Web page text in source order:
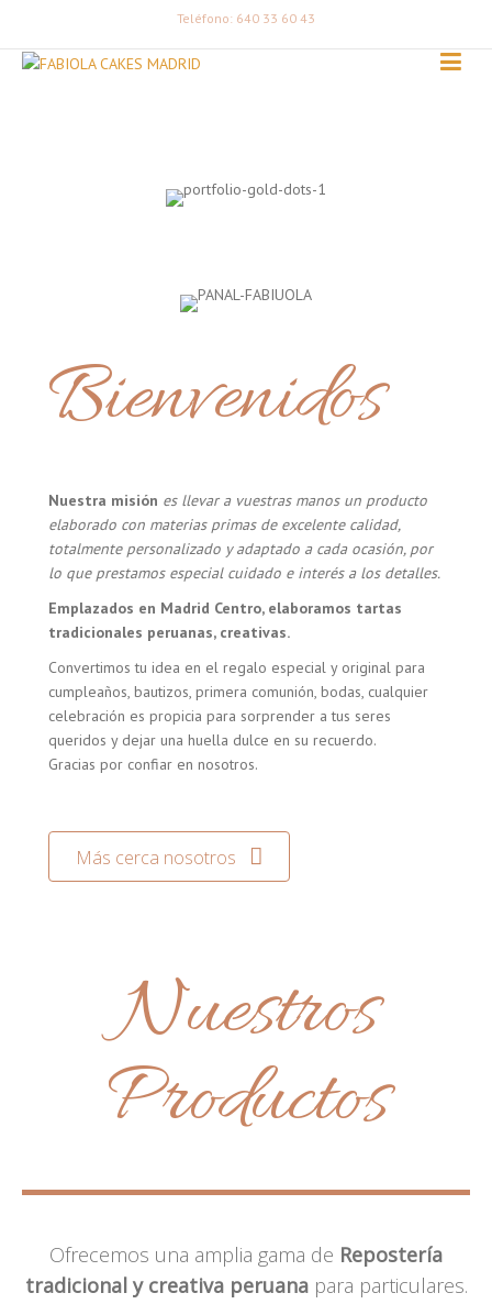
Teléfono: 640 33 60 43
Bienvenidos
Nuestra misión es llevar a vuestras manos un producto
elaborado con materias primas de excelente calidad,
totalmente personalizado y adaptado a cada ocasión, por
lo que prestamos especial cuidado e interés a los detalles.
Emplazados en Madrid Centro, elaboramos tartas
tradicionales peruanas, creativas.
Convertimos tu idea en el regalo especial y original para
cumpleaños, bautizos, primera comunión, bodas, cualquier
celebración es propicia para sorprender a tus seres
queridos y dejar una huella dulce en su recuerdo.
Gracias por confiar en nosotros.
Más cerca nosotros
Nuestros
Productos
Ofrecemos una amplia gama de Repostería
tradicional y creativa peruanapara particulares.